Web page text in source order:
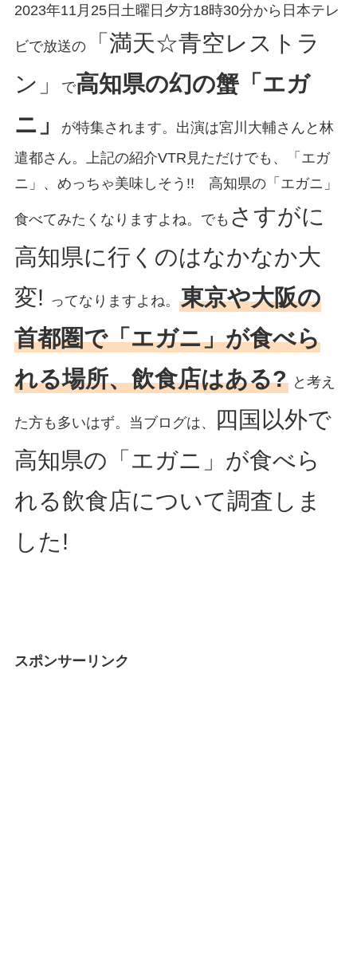
2023年11月25日土曜日夕方18時30分から日本テレ
ビで放送の「満天☆青空レストラ
ン」
で高知県の幻の蟹「エガ
ニ」
が特集されます。出演は宮川大輔さんと林
遣都さん。上記の紹介VTR見ただけでも、「エガ
ニ」、めっちゃ美味しそう!! 高知県の「エガニ」
食べてみたくなりますよね。でも さすがに
高知県に行くのはなかなか大
変! ってなりますよね。 東京や大阪の
首都圏で「エガニ」が食べら
れる場所、飲食店はある?と考え
た方も多いはず。当ブログは、
四国以外で
高知県の「エガニ」が食べら
れる飲食店について調査しま
した!
スポンサーリンク